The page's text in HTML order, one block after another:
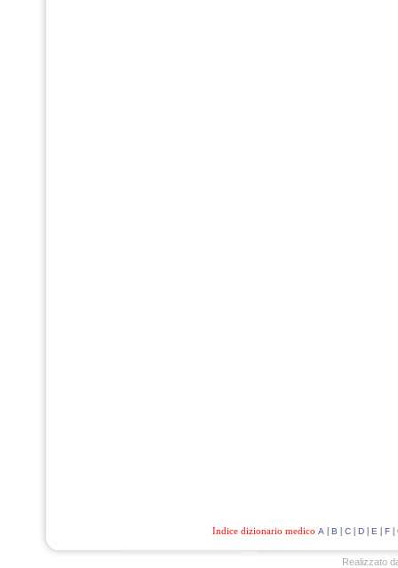
Indice dizionario medico A | B | C| D| E | F|
Realizzato